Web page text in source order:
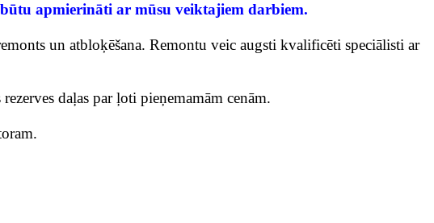
apmierināti ar mūsu veiktajiem darbiem.
un atbloķēšana. Remontu veic augsti kvalificēti speciālisti ar
daļas par ļoti pieņemamām cenām.